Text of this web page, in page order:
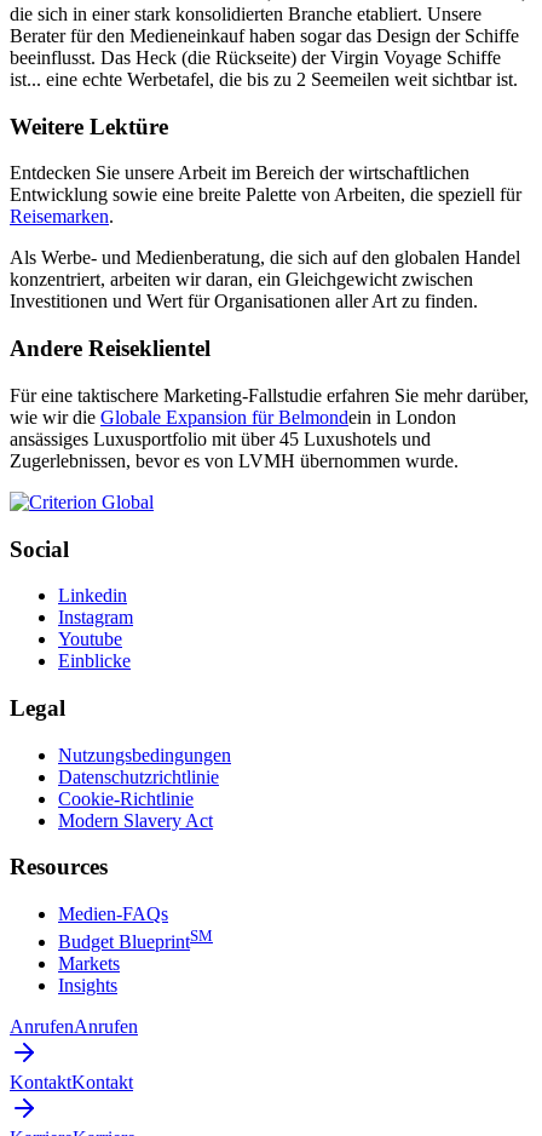
die sich in einer stark konsolidierten Branche etabliert. Unsere
Berater für den Medieneinkauf haben sogar das Design der Schiffe
beeinflusst. Das Heck (die Rückseite) der Virgin Voyage Schiffe
ist... eine echte Werbetafel, die bis zu 2 Seemeilen weit sichtbar ist.
Weitere Lektüre
Entdecken Sie unsere Arbeit im Bereich der wirtschaftlichen
Entwicklung sowie eine breite Palette von Arbeiten, die speziell für
Reisemarken.
Als Werbe- und Medienberatung, die sich auf den globalen Handel
konzentriert, arbeiten wir daran, ein Gleichgewicht zwischen
Investitionen und Wert für Organisationen aller Art zu finden.
Andere Reiseklientel
Für eine taktischere Marketing-Fallstudie erfahren Sie mehr darüber,
wie wir die Globale Expansion für Belmondein in London
ansässiges Luxusportfolio mit über 45 Luxushotels und
Zugerlebnissen, bevor es von LVMH übernommen wurde.
Social
Linkedin
Instagram
Youtube
Einblicke
Legal
Nutzungsbedingungen
Datenschutzrichtlinie
Cookie-Richtlinie
Modern Slavery Act
Resources
Medien-FAQs
Budget BlueprintSM
Markets
Insights
AnrufenAnrufen
KontaktKontakt